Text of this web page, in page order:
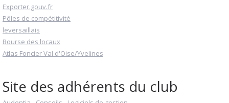
Exporter.gouv.fr
Pôles de compétitivité
leversaillais
Bourse des locaux
Atlas Foncier Val d'Oise/Yvelines
Site des adhérents du club